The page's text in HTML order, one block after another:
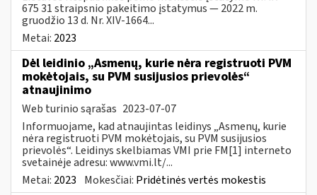
675 31 straipsnio pakeitimo įstatymus — 2022 m.
gruodžio 13 d. Nr. XIV-1664...
Metai: 2023
Dėl leidinio „Asmenų, kurie nėra registruoti PVM
mokėtojais, su PVM susijusios prievolės“
atnaujinimo
Web turinio sąrašas 2023-07-07
Informuojame, kad atnaujintas leidinys „Asmenų, kurie
nėra registruoti PVM mokėtojais, su PVM susijusios
prievolės“. Leidinys skelbiamas VMI prie FM[1] interneto
svetainėje adresu: www.vmi.lt/...
Metai: 2023 Mokesčiai: Pridėtinės vertės mokestis